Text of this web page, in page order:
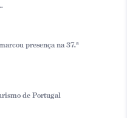
presença na 37.ª
de Portugal